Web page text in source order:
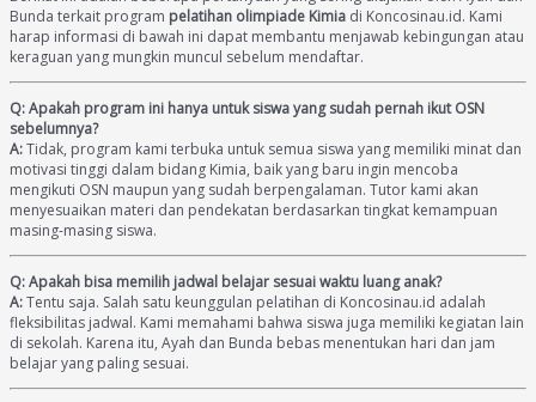
Bunda terkait program pelatihan olimpiade Kimia di Koncosinau.id. Kami
harap informasi di bawah ini dapat membantu menjawab kebingungan atau
keraguan yang mungkin muncul sebelum mendaftar.
Q: Apakah program ini hanya untuk siswa yang sudah pernah ikut OSN
sebelumnya?
A:Tidak, program kami terbuka untuk semua siswa yang memiliki minat dan
motivasi tinggi dalam bidang Kimia, baik yang baru ingin mencoba
mengikuti OSN maupun yang sudah berpengalaman. Tutor kami akan
menyesuaikan materi dan pendekatan berdasarkan tingkat kemampuan
masing-masing siswa.
Q: Apakah bisa memilih jadwal belajar sesuai waktu luang anak?
A:Tentu saja. Salah satu keunggulan pelatihan di Koncosinau.id adalah
fleksibilitas jadwal. Kami memahami bahwa siswa juga memiliki kegiatan lain
di sekolah. Karena itu, Ayah dan Bunda bebas menentukan hari dan jam
belajar yang paling sesuai.